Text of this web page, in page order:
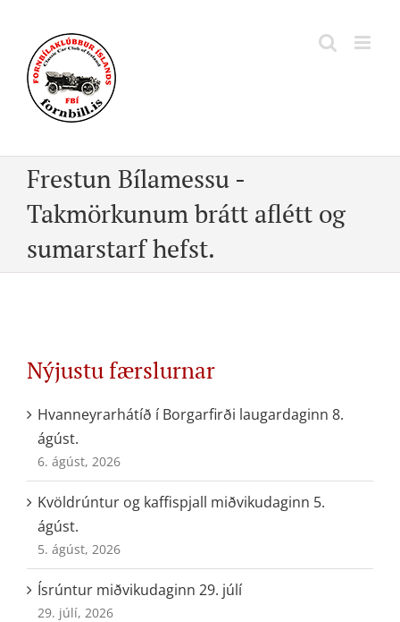
content
Frestun Bílamessu -
Takmörkunum brátt aflétt og
sumarstarf hefst.
Nýjustu færslurnar
Hvanneyrarhátíð í Borgarfirði laugardaginn 8.
ágúst.
6. ágúst, 2026
Kvöldrúntur og kaffispjall miðvikudaginn 5.
ágúst.
5. ágúst, 2026
Ísrúntur miðvikudaginn 29. júlí
29. júlí, 2026